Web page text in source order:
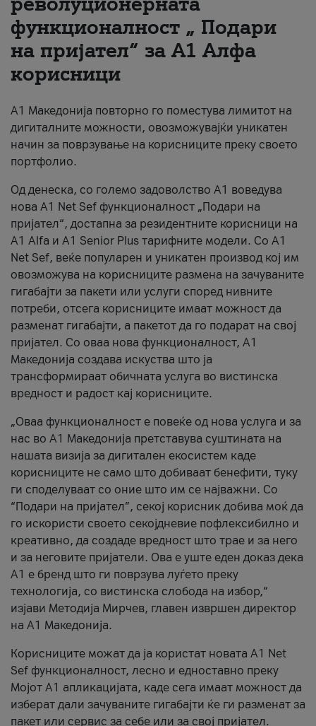
За нас
#ПодобарОнлајн
функционалност „ Подари
на пријател“ за А1 Алфа
корисници
А1 Македонија повторно го поместува лимитот на
дигиталните можности, овозможувајќи уникатен
начин за поврзување на корисниците преку своето
портфолио.
Од денеска, со големо задоволство А1 воведува
нова A1 Net Sef функционалност „Подари на
пријател“, достапна за резидентните корисници на
А1 Alfa и A1 Senior Plus тарифните модели. Со A1
Net Sef, веќе популарен и уникатен производ кој им
овозможува на корисниците размена на зачуваните
гигабајти за пакети или услуги според нивните
потреби, отсега корисниците имаат можност да
разменат гигабајти, а пакетот да го подарат на свој
пријател. Со оваа нова функционалност, А1
Македонија создава искуства што ја
трансформираат обичната услуга во вистинска
вредност и радост кај корисниците.
„Оваа функционалност е повеќе од нова услуга и за
нас во А1 Македонија претставува суштината на
нашата визија за дигитален екосистем каде
корисниците не само што добиваат бенефити, туку
ги споделуваат со оние што им се најважни. Со
“Подари на пријател”, секој корисник добива моќ да
го искористи своето секојдневие пофлексибилно и
креативно, да создаде вредност што трае и за него
и за неговите пријатели. Ова е уште еден доказ дека
А1 е бренд што ги поврзува луѓето преку
технологија, со вистинска слобода на избор,“
изјави Методија Мирчев, главен извршен директор
на А1 Македонија.
Корисниците можат да ја користат новата А1 Net
Sef функционалност, лесно и едноставно преку
Мојот А1 апликацијата, каде сега имаат можност да
изберат дали зачуваните гигабајти ќе ги разменат за
пакет или сервис за себе или за свој пријател.